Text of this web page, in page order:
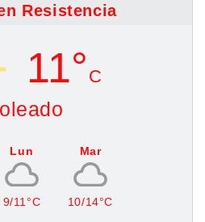
Resistencia
11° C
Lun
9/11°C
Mar
10/14°C